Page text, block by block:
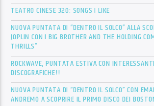
TEATRO CINESE 320: SONGS I LIKE
NUOVA PUNTATA DI “DENTRO IL SOLCO” ALLA
JOPLIN CON I BIG BROTHER AND THE HOLDING
THRILLS”
ROCKWAVE, PUNTATA ESTIVA CON
DISCOGRAFICHE!!
NUOVA PUNTATA DI “DENTRO IL SOLCO” CON
ANDREMO A SCOPRIRE IL PRIMO DISCO DEI